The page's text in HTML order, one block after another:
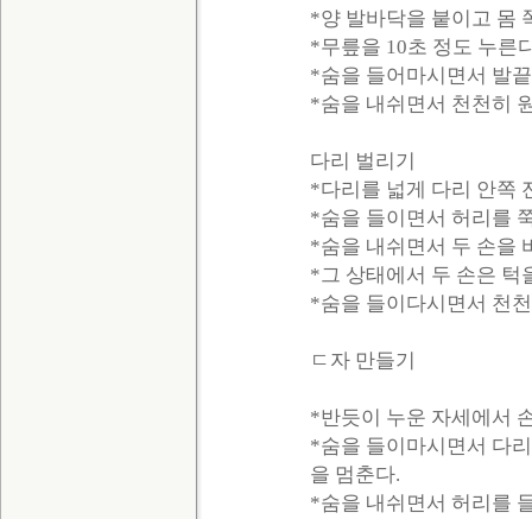
*양 발바닥을 붙이고 몸
*무릎을 10초 정도 누른
*숨을 들어마시면서 발
*숨을 내쉬면서 천천히
다리 벌리기
*다리를 넓게 다리 안쪽
*숨을 들이면서 허리를
*숨을 내쉬면서 두 손을
*그 상태에서 두 손은 턱
*숨을 들이다시면서 천
ㄷ자 만들기
*반듯이 누운 자세에서
*숨을 들이마시면서 다
을 멈춘다.
*숨을 내쉬면서 허리를